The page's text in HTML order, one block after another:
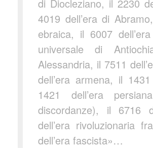
di Diocleziano, il 2230
4019 dell’era di
ebraica, il 6007
universale di
Alessandria, il 7511
dell’era armena, il
1421 dell’era
discordanze), il 6716
dell’era rivoluzionaria
dell’era fascista»…